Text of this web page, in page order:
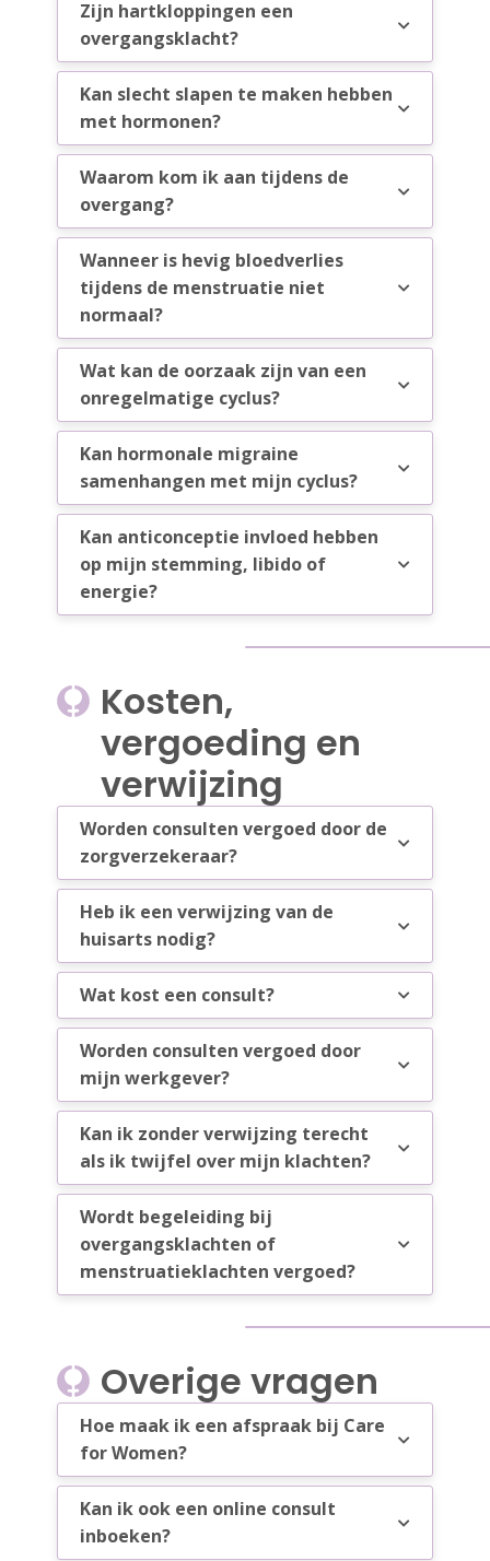
Zijn hartkloppingen een
overgangsklacht?
Kan slecht slapen te maken hebben
met hormonen?
Waarom kom ik aan tijdens de
overgang?
Wanneer is hevig bloedverlies
tijdens de menstruatie niet
normaal?
Wat kan de oorzaak zijn van een
onregelmatige cyclus?
Kan hormonale migraine
samenhangen met mijn cyclus?
Kan anticonceptie invloed hebben
op mijn stemming, libido of
energie?
Kosten,
vergoeding en
verwijzing
Worden consulten vergoed door de
zorgverzekeraar?
Heb ik een verwijzing van de
huisarts nodig?
Wat kost een consult?
Worden consulten vergoed door
mijn werkgever?
Kan ik zonder verwijzing terecht
als ik twijfel over mijn klachten?
Wordt begeleiding bij
overgangsklachten of
menstruatieklachten vergoed?
Overige vragen
Hoe maak ik een afspraak bij Care
for Women?
Kan ik ook een online consult
inboeken?